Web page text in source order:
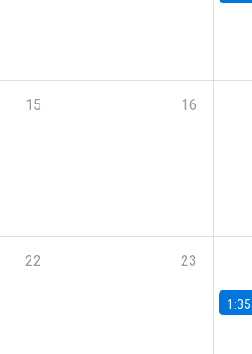
15 16
22 23